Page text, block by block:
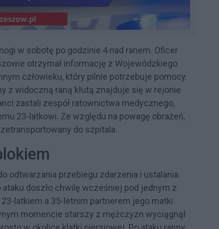
w sobotę po godzinie 4 nad ranem. Oficer
otrzymał informację z Wojewódzkiego
człowieku, który pilnie potrzebuje pomocy.
z widoczną raną kłutą znajduje się w rejonie
zastali zespół ratownictwa medycznego,
23-latkowi. Ze względu na powagę obrażeń,
do szpitala.
odtwarzania przebiegu zdarzenia i ustalania
ataku doszło chwilę wcześniej pod jednym z
latkiem a 35-letnim partnerem jego matki
momencie starszy z mężczyzn wyciągnął